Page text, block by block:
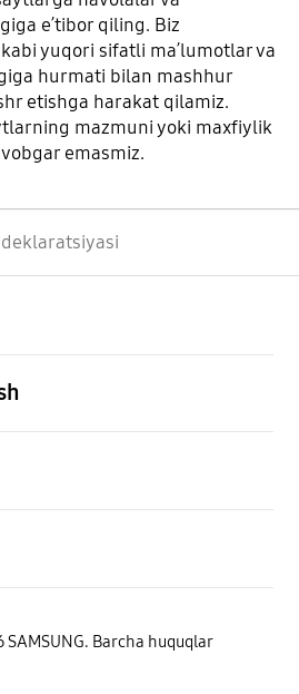
eʼtibor qiling. Biz
yuqori sifatli maʼlumotlar va
hurmati bilan mashhur
etishga harakat qilamiz.
mazmuni yoki maxfiylik
emasmiz.
Barcha huquqlar